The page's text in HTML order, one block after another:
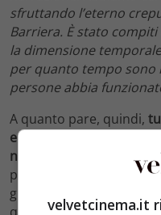
sfruttando l’eterno
Barriera. È stato
la dimensione
per quanto tempo sono
persone abbia
A quanto pare, quindi,
era consapevoli degli
nell’episodio
ma ha
plausibili” e si augura
gli spettatori, senza far
quei dettagli”.
velvetcinema.it